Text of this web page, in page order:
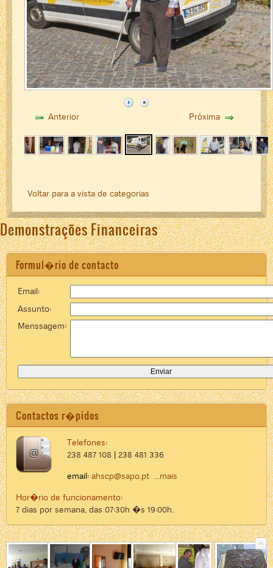
Anterior Próxima
Voltar para a vista de categorias
Demonstrações Financeiras
Formul�rio de contacto
Email:
Assunto:
Menssagem:
Contactos r�pidos
Telefones:
238 487 108 | 238 481 336
email: ahscp@sapo.pt ...mais
Hor�rio de funcionamento:
7 dias por semana, das 07:30h �s 19:00h.